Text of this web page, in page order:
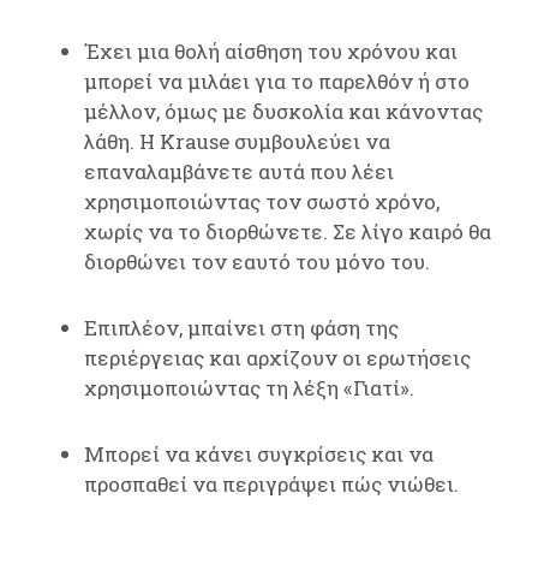
Έχει μια θολή αίσθηση του χρόνου και
μπορεί να μιλάει για το παρελθόν ή στο
μέλλον, όμως με δυσκολία και κάνοντας
λάθη. Η Krause συμβουλεύει να
επαναλαμβάνετε αυτά που λέει
χρησιμοποιώντας τον σωστό χρόνο,
χωρίς να το διορθώνετε. Σε λίγο καιρό θα
διορθώνει τον εαυτό του μόνο του.
Επιπλέον, μπαίνει στη φάση της
περιέργειας και αρχίζουν οι ερωτήσεις
χρησιμοποιώντας τη λέξη «Γιατί».
Μπορεί να κάνει συγκρίσεις και να
προσπαθεί να περιγράψει πώς νιώθει.